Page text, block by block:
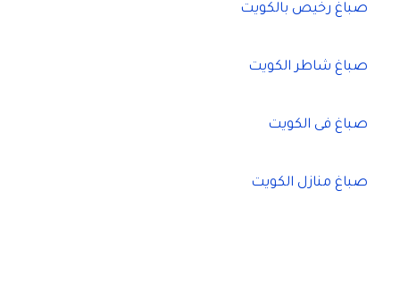
صباغ رخيص بالكويت
صباغ شاطر الكويت
صباغ فى الكويت
صباغ منازل الكويت